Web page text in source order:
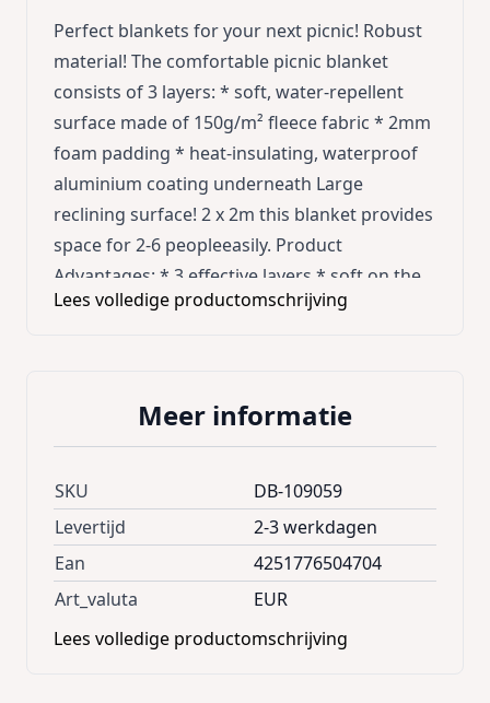
Perfect blankets for your next picnic! Robust
material! The comfortable picnic blanket
consists of 3 layers: * soft, water-repellent
surface made of 150g/m² fleece fabric * 2mm
foam padding * heat-insulating, waterproof
aluminium coating underneath Large
reclining surface! 2 x 2m this blanket provides
space for 2-6 peopleeasily. Product
Advantages: * 3 effective layers * soft on the
skin, well padded, durable aluminium coating
fleece * convenient carrying handle for an
large reclining surface * Hand washable
Technical Data: * Dimensions (LxW):
200x200cm * Dimensions folded: 40x25x12cm
* Material top: 100% polyester * Material
filling: 2mm foam * Material bottom:
Aluminium * Weight: 995g * Colour:
Lees volledige productomschrijving
Meer informatie
SKU
DB-109059
Levertijd
2-3 werkdagen
Ean
4251776504704
Art_valuta
EUR
Lees volledige productomschrijving